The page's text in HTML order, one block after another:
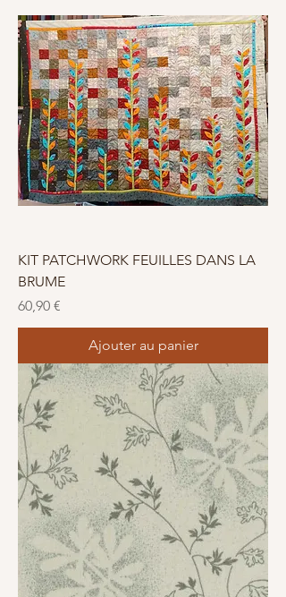
KIT PATCHWORK FEUILLES DANS LA
BRUME
Prix
60,90 €
Ajouter au panier